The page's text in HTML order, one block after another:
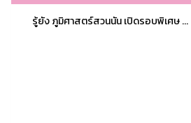
รู้ยัง ภูมิศาสตร์สวนนัน เปิดรอบพิเศษ ...